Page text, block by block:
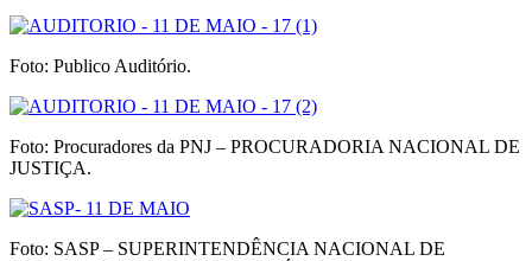
Foto: Publico Auditório.
Foto: Procuradores da PNJ – PROCURADORIA NACIONAL DE
JUSTIÇA.
Foto: SASP – SUPERINTENDÊNCIA NACIONAL DE